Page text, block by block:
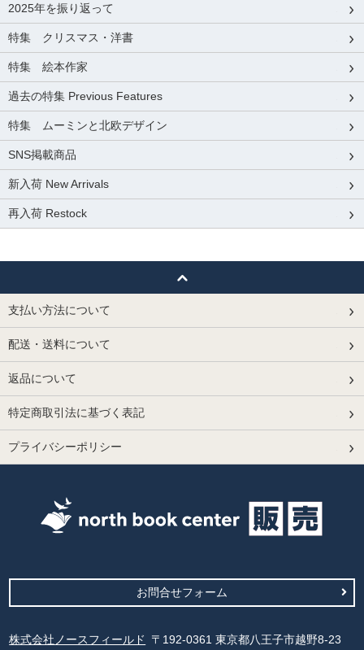
2025年を振り返って
特集 クリスマス・洋書
特集 絵本作家
過去の特集 Previous Features
特集 ムーミンと北欧デザイン
SNS掲載商品
新入荷 New Arrivals
再入荷 Restock
支払い方法について
配送・送料について
返品について
特定商取引法に基づく表記
プライバシーポリシー
お問合せフォーム
株式会社ノースフィールド
〒192-0361 東京都八王子市越野8-23